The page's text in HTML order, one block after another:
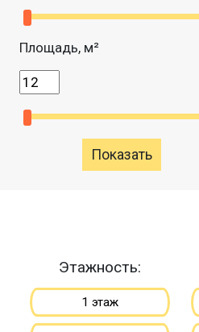
Площадь, м²
Этажность:
1 этаж